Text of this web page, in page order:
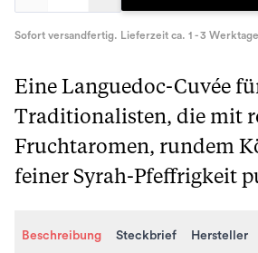
Sofort versandfertig. Lieferzeit ca. 1 - 3 Werktage
Eine Languedoc-Cuvée
Traditionalisten, die mit
Fruchtaromen, rundem
feiner Syrah-Pfeffrigkeit
Beschreibung Steckbrief Hersteller